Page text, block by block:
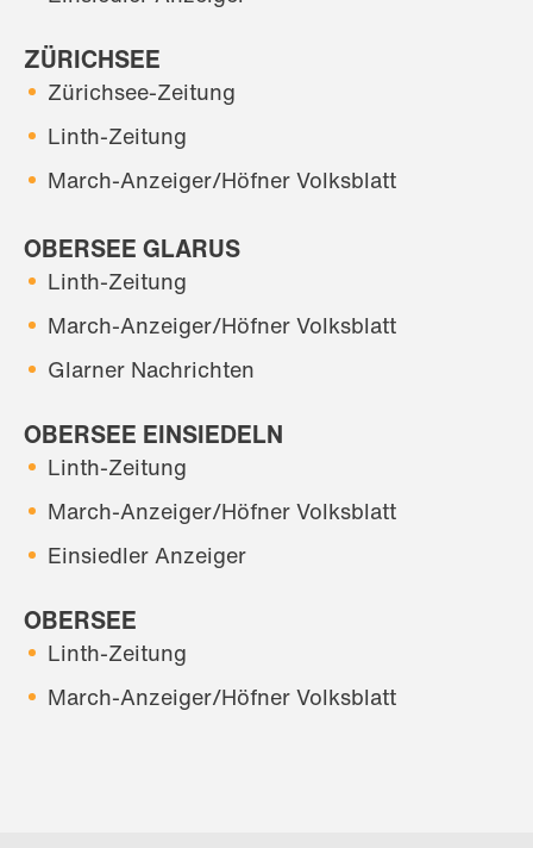
ZÜRICHSEE
Zürichsee-Zeitung
Linth-Zeitung
March-Anzeiger/Höfner Volksblatt
OBERSEE GLARUS
Linth-Zeitung
March-Anzeiger/Höfner Volksblatt
Glarner Nachrichten
OBERSEE EINSIEDELN
Linth-Zeitung
March-Anzeiger/Höfner Volksblatt
Einsiedler Anzeiger
OBERSEE
Linth-Zeitung
March-Anzeiger/Höfner Volksblatt